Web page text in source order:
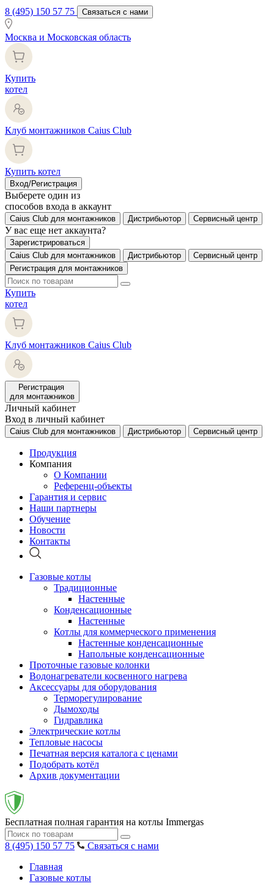
8 (495) 150 57 75 Связаться с нами
Москва и Московская область
Купить
котел
Клуб монтажников Caius Club
Купить котел
Вход/Регистрация
Выберете один из
способов входа в аккаунт
Caius Club для монтажников Дистрибьютор Сервисный центр
У вас еще нет аккаунта?
Зарегистрироваться
Caius Club для монтажников
Дистрибьютор
Сервисный центр
Регистрация для монтажников
Купить
котел
Клуб монтажников Caius Club
Регистрация
для монтажников
Личный кабинет
Вход в личный кабинет
Caius Club для монтажников Дистрибьютор Сервисный центр
Продукция
Компания
О Компании
Референц-объекты
Гарантия и сервис
Наши партнеры
Обучение
Новости
Контакты
Газовые котлы
Традиционные
Настенные
Конденсационные
Настенные
Котлы для коммерческого применения
Настенные конденсационные
Напольные конденсационные
Проточные газовые колонки
Водонагреватели косвенного нагрева
Аксессуары для оборудования
Терморегулирование
Дымоходы
Гидравлика
Электрические котлы
Тепловые насосы
Печатная версия каталога с ценами
Подобрать котёл
Архив документации
Бесплатная полная гарантия на котлы Immergas
8 (495) 150 57 75
Связаться с нами
Главная
Газовые котлы